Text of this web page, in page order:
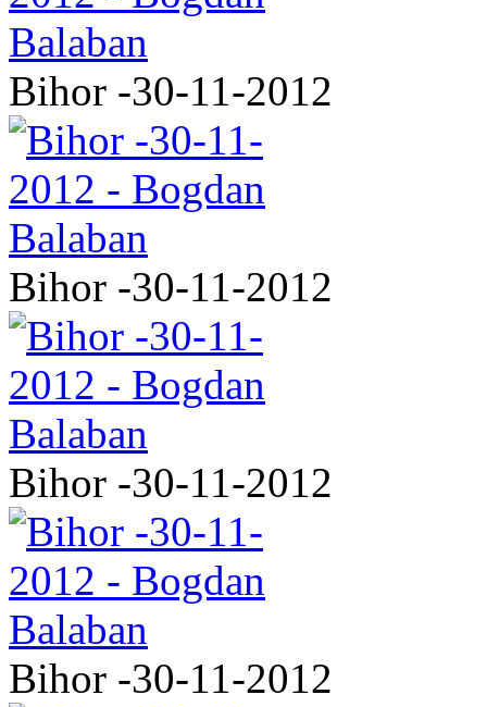
Bihor -30-11-2012
Bihor -30-11-2012
Bihor -30-11-2012
Bihor -30-11-2012